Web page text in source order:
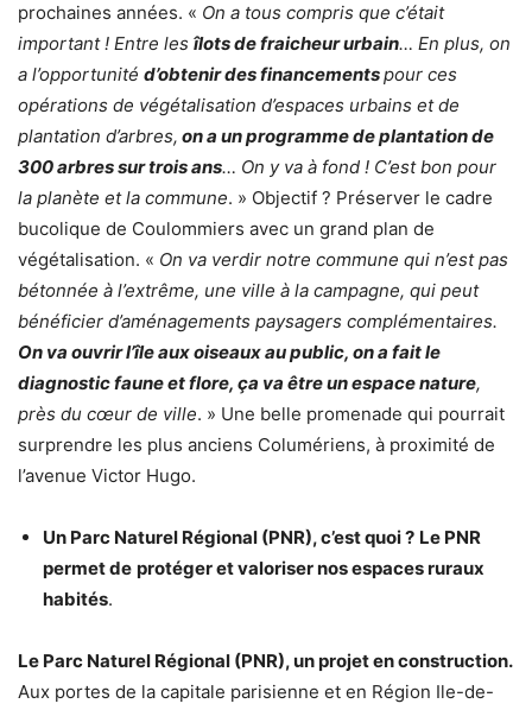
prochaines années. « On a tous compris que c’était
important ! Entre les îlots de fraicheur urbain… En plus, on
a l’opportunité d’obtenir des financementspour ces
opérations de végétalisation d’espaces urbains et de
plantation d’arbres, on a un programme de plantation de
300 arbres sur trois ans… On y va à fond ! C’est bon pour
la planète et la commune. » Objectif ? Préserver le cadre
bucolique de Coulommiers avec un grand plan de
végétalisation. « On va verdir notre commune qui n’est pas
bétonnée à l’extrême, une ville à la campagne, qui peut
bénéficier d’aménagements paysagers complémentaires.
On va ouvrir l’île aux oiseaux au public, on a fait le
diagnostic faune et flore, ça va être un espace nature,
près du cœur de ville. » Une belle promenade qui pourrait
surprendre les plus anciens Columériens, à proximité de
l’avenue Victor Hugo.
Un Parc Naturel Régional (PNR), c’est quoi ? Le PNR
permet de protéger et valoriser nos espaces ruraux
habités.
Le Parc Naturel Régional (PNR), un projet en construction.
Aux portes de la capitale parisienne et en Région Ile-de-